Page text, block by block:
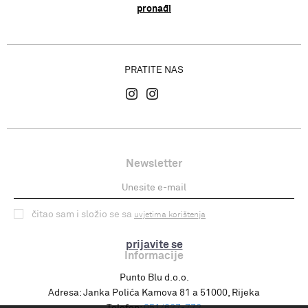
pronađi
PRATITE NAS
Newsletter
prijavite se
čitao sam i složio se sa uvjetima korištenja
Informacije
Punto Blu d.o.o.
Adresa: Janka Polića Kamova 81 a 51000, Rijeka